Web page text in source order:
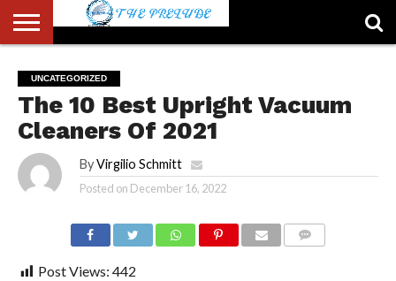
US
ACCOUNT
AUTHORS
LIST
FULL-
WIDTH
PAGE
HOME
LATEST
NEWS
LOGIN
LOGOUT
MEMBERS
PASSWORD
RESET
REGISTER
SAMPLE
PAGE
TYPOGRAPHY
USER
UNCATEGORIZED
The 10 Best Upright Vacuum
Cleaners Of 2021
By Virgilio Schmitt
Posted on December 16, 2022
Post Views: 442